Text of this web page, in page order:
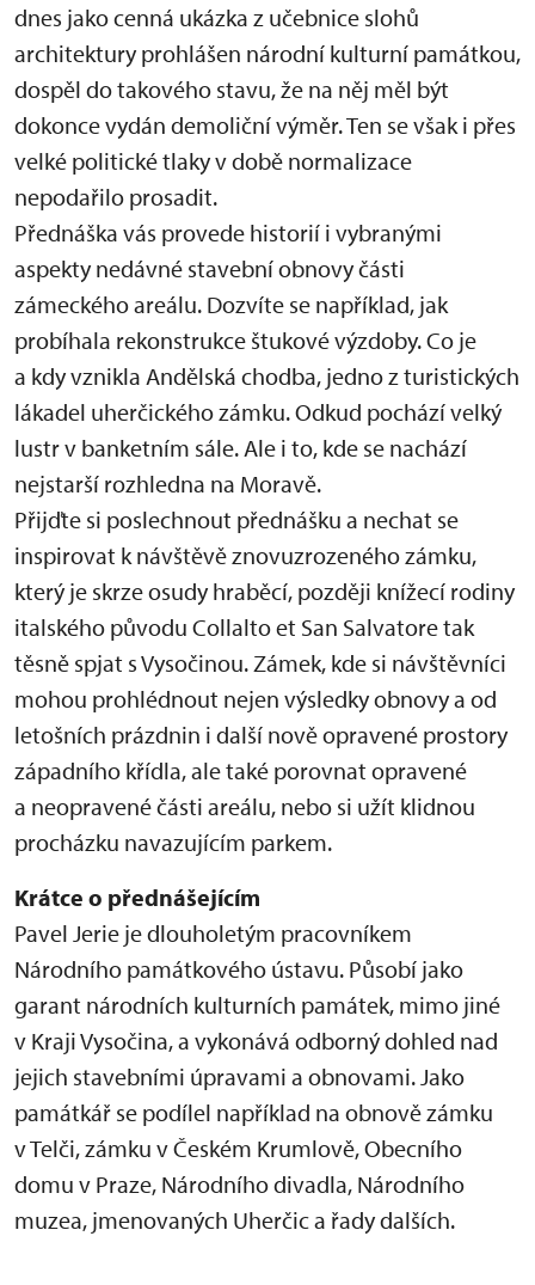
dnes jako cenná ukázka z učebnice slohů
architektury prohlášen národní kulturní památkou,
dospěl do takového stavu, že na něj měl být
dokonce vydán demoliční výměr. Ten se však i přes
velké politické tlaky v době normalizace
nepodařilo prosadit.
Přednáška vás provede historií i vybranými
aspekty nedávné stavební obnovy části
zámeckého areálu. Dozvíte se například, jak
probíhala rekonstrukce štukové výzdoby. Co je
a kdy vznikla Andělská chodba, jedno z turistických
lákadel uherčického zámku. Odkud pochází velký
lustr v banketním sále. Ale i to, kde se nachází
nejstarší rozhledna na Moravě.
Přijďte si poslechnout přednášku a nechat se
inspirovat k návštěvě znovuzrozeného zámku,
který je skrze osudy hraběcí, později knížecí rodiny
italského původu Collalto et San Salvatore tak
těsně spjat s Vysočinou. Zámek, kde si návštěvníci
mohou prohlédnout nejen výsledky obnovy a od
letošních prázdnin i další nově opravené prostory
západního křídla, ale také porovnat opravené
a neopravené části areálu, nebo si užít klidnou
procházku navazujícím parkem.
Krátce o přednášejícím
Pavel Jerie je dlouholetým pracovníkem
Národního památkového ústavu. Působí jako
garant národních kulturních památek, mimo jiné
v Kraji Vysočina, a vykonává odborný dohled nad
jejich stavebními úpravami a obnovami. Jako
památkář se podílel například na obnově zámku
v Telči, zámku v Českém Krumlově, Obecního
domu v Praze, Národního divadla, Národního
muzea, jmenovaných Uherčic a řady dalších.